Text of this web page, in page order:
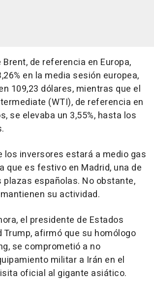
Brent, de referencia en Europa,
en la media sesión europea,
109,23 dólares, mientras que el
(WTI), de referencia en
se elevaba un 3,55%, hasta los
los inversores estará a medio gas
que es festivo en Madrid, una de
plazas españolas. No obstante,
su actividad.
el presidente de Estados
Trump, afirmó que su homólogo
se comprometió a no
militar a Irán en el
oficial al gigante asiático.